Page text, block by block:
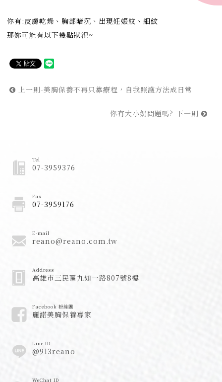
你有:皮膚乾燥、胸部暗沉、出現妊娠紋、細紋
那妳可能有以下幾點狀況~
上一則-美胸保養不再只靠療程，自我照護方法成日常
你有大小奶問題嗎?-下一則
Tel
07-3959376
Fax
07-3959176
E-mail
reano@reano.com.tw
Address
高雄市三民區九如一路807號8樓
Facebook 粉絲團
麗諾美胸保養專家
Line ID
@913reano
WeChat ID